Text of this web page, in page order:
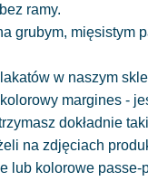
ramy.
grubym, mięsistym
w naszym
margines -
dokładnie
na zdjęciach
lub kolorowe passe-